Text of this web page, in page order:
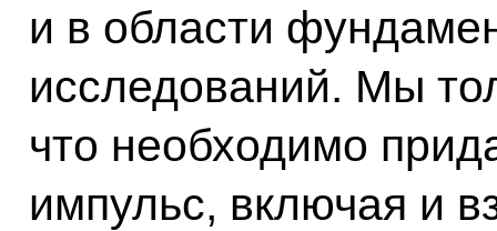
и в области
исследований. Мы
что необходимо
импульс, включая и